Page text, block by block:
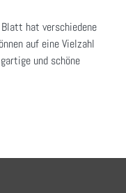
hat verschiedene
auf eine Vielzahl
und schöne